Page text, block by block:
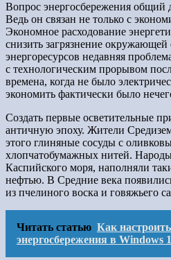
Вопрос энергосбережения общий
Ведь он связан не только с
Экономное расходование
снизить загрязнение
энергоресурсов недавняя
с технологическим прорывом
времена, когда не было
экономить фактически было
Создать первые осветительные
античную эпоху. Жители
этого глиняные сосуды с
хлопчатобумажных нитей.
Каспийского моря, наполняли
нефтью. В Средние века
из пчелиного воска и говяжьего
Читать статью Как
энергосбережения в Windows